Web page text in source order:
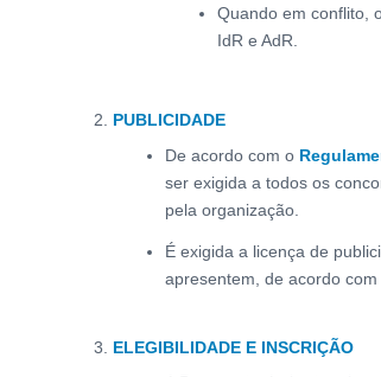
Quando em conflito,
IdR e AdR.
PUBLICIDADE
De acordo com o
ser exigida a todos os
pela organização.
É exigida a licença de
apresentem, de acordo
ELEGIBILIDADE E INSCRIÇÃO